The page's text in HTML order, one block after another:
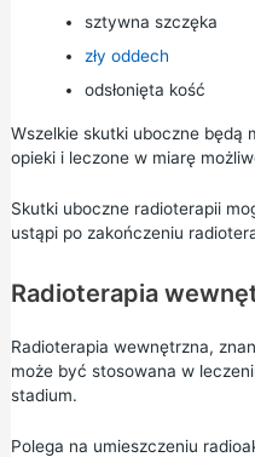
sztywna szczęka
zły oddech
odsłonięta kość
Wszelkie skutki uboczne będą
opieki i leczone w miarę
Skutki uboczne radioterapii
ustąpi po zakończeniu
Radioterapia
Radioterapia wewnętrzna,
może być stosowana w
stadium.
Polega na umieszczeniu